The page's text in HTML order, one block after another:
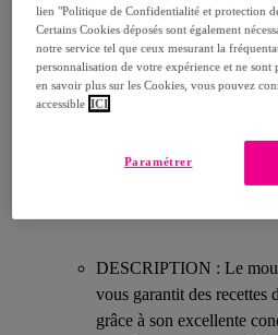
Comment ça marche ?
Détails sur votre
DESCRIPTION : Le
vous garantit des recettes
grâce à son excellente
lien "Politique de Confidentialité et protection
Certains Cookies déposés sont également
notre service tel que ceux mesurant la
personnalisation de votre expérience et ne sont
en savoir plus sur les Cookies, vous pouvez
accessible ICI
Paramétrer